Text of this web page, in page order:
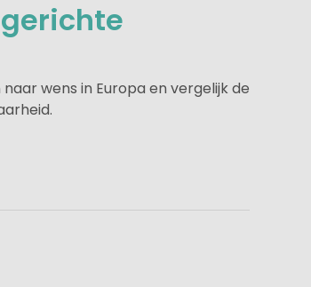
wens in Europa en vergelijk de
principe is hetzelfde gebleven,
is tegenwoordig een stuk
maar uitgerust wakker worden op
en een koelkast met vriesvak.
en pannen die je nodig mocht